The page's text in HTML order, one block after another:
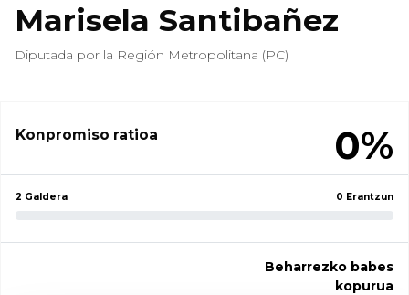
Marisela Santibañez
Diputada por la Región Metropolitana (PC)
Konpromiso ratioa 0%
2 Galdera 0 Erantzun
Beharrezko babes
kopurua